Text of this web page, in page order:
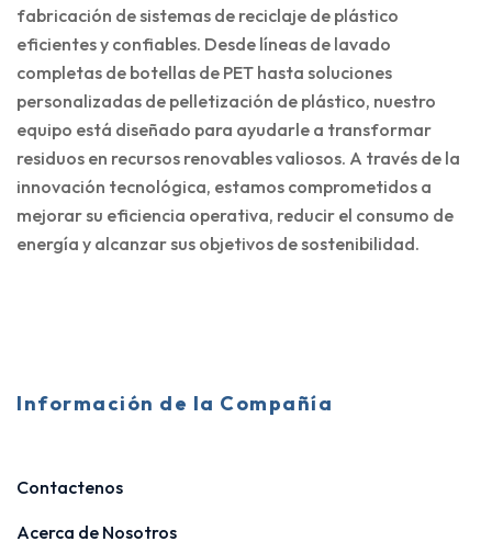
fabricación de sistemas de reciclaje de plástico
eficientes y confiables. Desde líneas de lavado
completas de botellas de PET hasta soluciones
personalizadas de pelletización de plástico, nuestro
equipo está diseñado para ayudarle a transformar
residuos en recursos renovables valiosos. A través de la
innovación tecnológica, estamos comprometidos a
mejorar su eficiencia operativa, reducir el consumo de
energía y alcanzar sus objetivos de sostenibilidad.
Información de la Compañía
Contactenos
Acerca de Nosotros